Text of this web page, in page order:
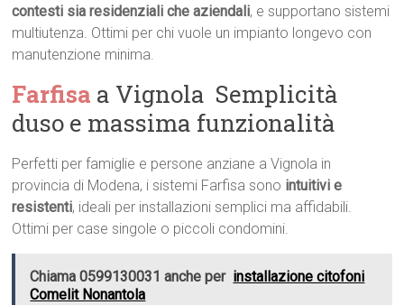
contesti sia residenziali che aziendali, e supportano sistemi
multiutenza. Ottimi per chi vuole un impianto longevo con
manutenzione minima.
Farfisa a Vignola  Semplicità
duso e massima funzionalità
Perfetti per famiglie e persone anziane a Vignola in
provincia di Modena, i sistemi Farfisa sono intuitivi e
resistenti, ideali per installazioni semplici ma affidabili.
Ottimi per case singole o piccoli condomini.
Chiama 0599130031 anche per installazione citofoni
Comelit Nonantola